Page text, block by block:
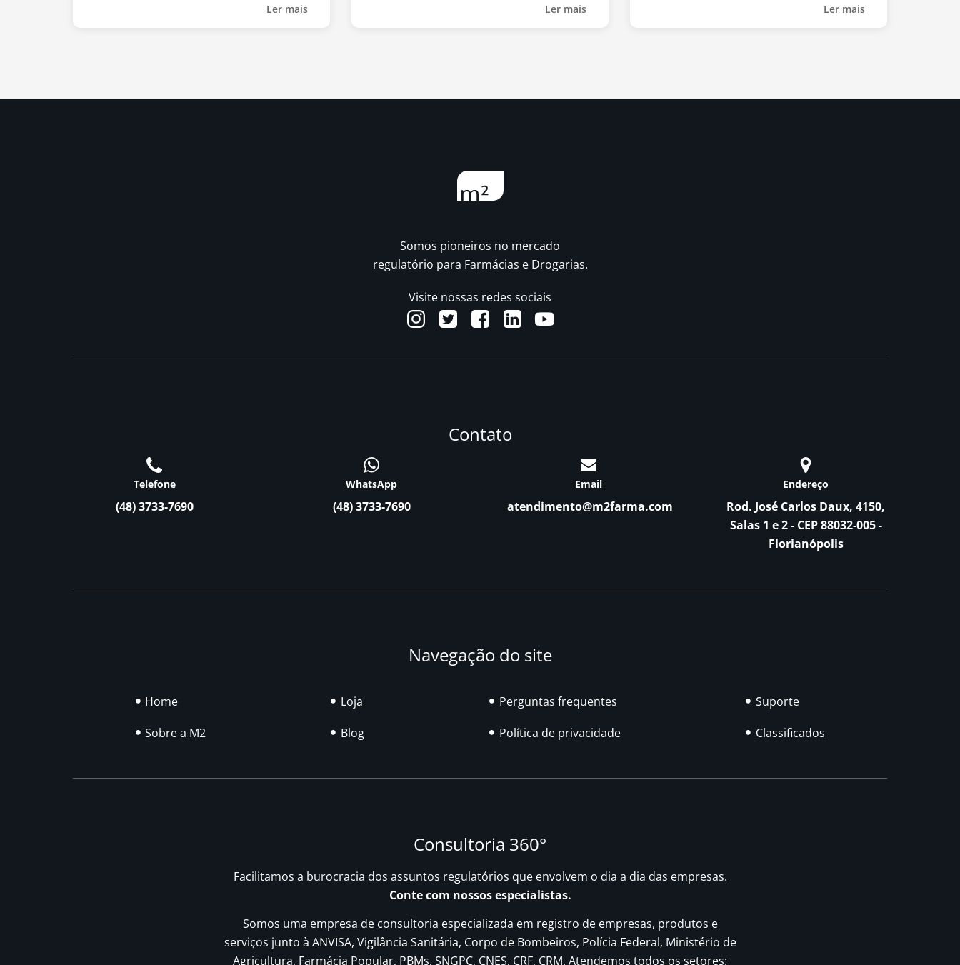
Ler mais Ler mais Ler mais
Somos pioneiros no mercado
regulatório para Farmácias e Drogarias.
Visite nossas redes sociais
Contato
Telefone
(48) 3733-7690
WhatsApp
(48) 3733-7690
Email
atendimento@m2farma.com
Endereço
Rod. José Carlos Daux, 4150,
Salas 1 e 2 - CEP 88032-005 -
Florianópolis
Navegação do site
Home
Sobre a M2
Loja
Blog
Perguntas frequentes
Política de privacidade
Suporte
Classificados
Consultoria 360°
Facilitamos a burocracia dos assuntos regulatórios que envolvem o dia a dia das empresas.
Conte com nossos especialistas.
Somos uma empresa de consultoria especializada em registro de empresas, produtos e
serviços junto à ANVISA, Vigilância Sanitária, Corpo de Bombeiros, Polícia Federal, Ministério de
Agricultura, Farmácia Popular, PBMs, SNGPC, CNES, CRF, CRM. Atendemos todos os setores: